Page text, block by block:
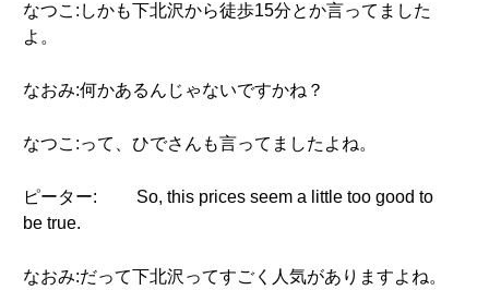
なつこ:しかも下北沢から徒歩15分とか言ってました
よ。
なおみ:何かあるんじゃないですかね？
なつこ:って、ひでさんも言ってましたよね。
ピーター:
So, this prices seem a little too good to
be true.
なおみ:だって下北沢ってすごく人気がありますよね。